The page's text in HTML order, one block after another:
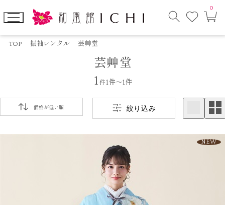
お
入
ペ
0
TOP 振袖レンタル 芸艸堂
芸艸堂
1 件1件～1件
価格が低い順 絞り込み
NEW